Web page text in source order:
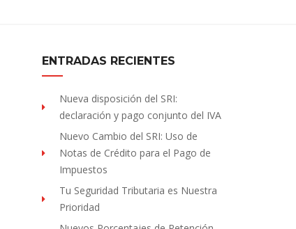
ENTRADAS RECIENTES
Nueva disposición del SRI:
declaración y pago conjunto del IVA
Nuevo Cambio del SRI: Uso de
Notas de Crédito para el Pago de
Impuestos
Tu Seguridad Tributaria es Nuestra
Prioridad